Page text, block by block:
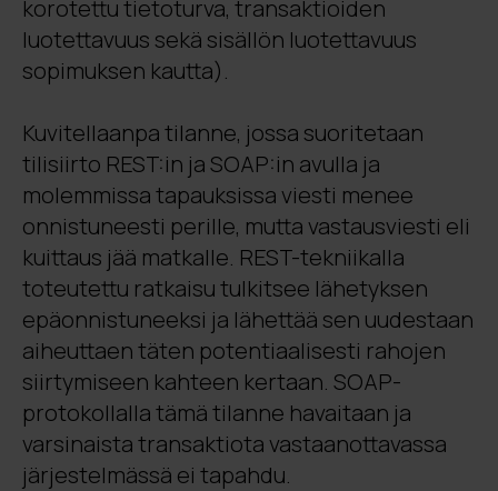
korotettu tietoturva, transaktioiden
luotettavuus sekä sisällön luotettavuus
sopimuksen kautta).
Kuvitellaanpa tilanne, jossa suoritetaan
tilisiirto REST:in ja SOAP:in avulla ja
molemmissa tapauksissa viesti menee
onnistuneesti perille, mutta vastausviesti eli
kuittaus jää matkalle. REST-tekniikalla
toteutettu ratkaisu tulkitsee lähetyksen
epäonnistuneeksi ja lähettää sen uudestaan
aiheuttaen täten potentiaalisesti rahojen
siirtymiseen kahteen kertaan. SOAP-
protokollalla tämä tilanne havaitaan ja
varsinaista transaktiota vastaanottavassa
järjestelmässä ei tapahdu.